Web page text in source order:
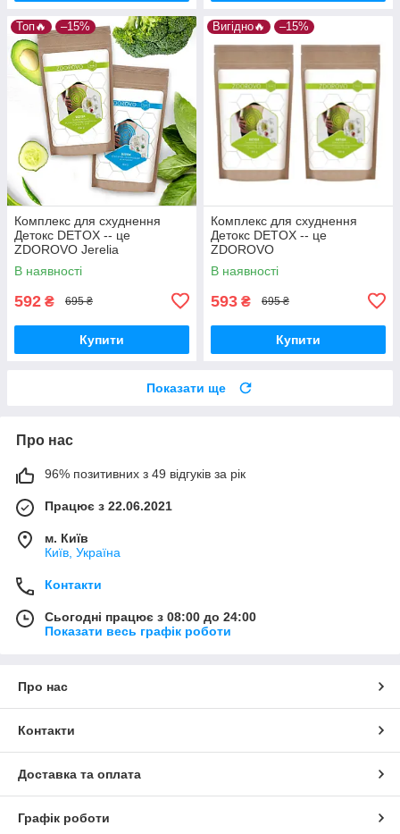
Топ🔥 –15%
Комплекс для схуднення
Детокс DETOX -- це
ZDOROVO Jerelia
В наявності
592 ₴ 695 ₴
Купити
Вигідно🔥 –15%
Комплекс для схуднення
Детокс DETOX -- це
ZDOROVO
В наявності
593 ₴ 695 ₴
Купити
Показати ще
Про нас
96% позитивних з 49 відгуків за рік
Працює з 22.06.2021
м. Київ
Київ, Україна
Контакти
Сьогодні працює з 08:00 до 24:00
Показати весь графік роботи
Про нас
Контакти
Доставка та оплата
Графік роботи